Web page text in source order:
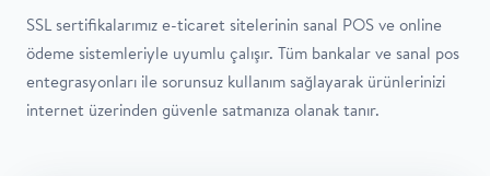
SSL sertifikalarımız e-ticaret sitelerinin sanal POS ve online
ödeme sistemleriyle uyumlu çalışır. Tüm bankalar ve sanal pos
entegrasyonları ile sorunsuz kullanım sağlayarak ürünlerinizi
internet üzerinden güvenle satmanıza olanak tanır.